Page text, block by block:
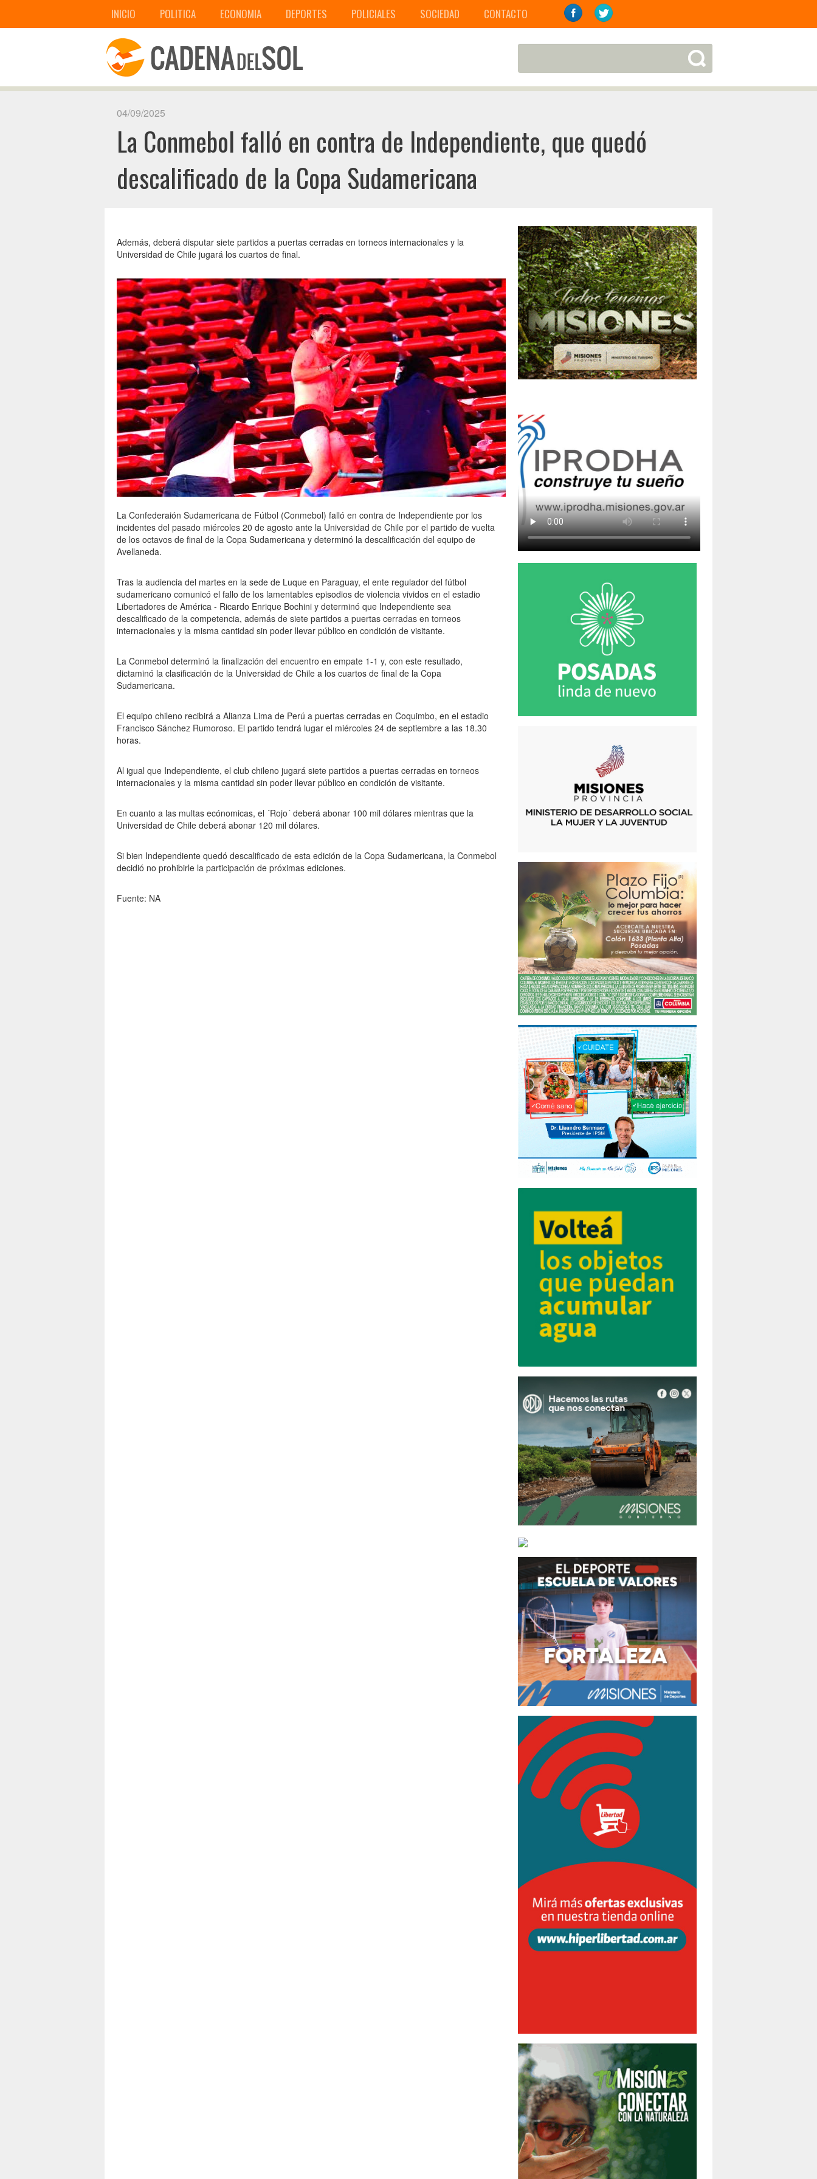
INICIO POLITICA ECONOMIA DEPORTES POLICIALES SOCIEDAD CONTACTO
04/09/2025
La Conmebol falló en contra de Independiente, que quedó
descalificado de la Copa Sudamericana
Además, deberá disputar siete partidos a puertas cerradas en torneos internacionales y la
Universidad de Chile jugará los cuartos de final.
La Confederaión Sudamericana de Fútbol (Conmebol) falló en contra de Independiente por los
incidentes del pasado miércoles 20 de agosto ante la Universidad de Chile por el partido de vuelta
de los octavos de final de la Copa Sudamericana y determinó la descalificación del equipo de
Avellaneda.
Tras la audiencia del martes en la sede de Luque en Paraguay, el ente regulador del fútbol
sudamericano comunicó el fallo de los lamentables episodios de violencia vividos en el estadio
Libertadores de América - Ricardo Enrique Bochini y determinó que Independiente sea
descalificado de la competencia, además de siete partidos a puertas cerradas en torneos
internacionales y la misma cantidad sin poder llevar público en condición de visitante.
La Conmebol determinó la finalización del encuentro en empate 1-1 y, con este resultado,
dictaminó la clasificación de la Universidad de Chile a los cuartos de final de la Copa
Sudamericana.
El equipo chileno recibirá a Alianza Lima de Perú a puertas cerradas en Coquimbo, en el estadio
Francisco Sánchez Rumoroso. El partido tendrá lugar el miércoles 24 de septiembre a las 18.30
horas.
Al igual que Independiente, el club chileno jugará siete partidos a puertas cerradas en torneos
internacionales y la misma cantidad sin poder llevar público en condición de visitante.
En cuanto a las multas ecónomicas, el ´Rojo´ deberá abonar 100 mil dólares mientras que la
Universidad de Chile deberá abonar 120 mil dólares.
Si bien Independiente quedó descalificado de esta edición de la Copa Sudamericana, la Conmebol
decidió no prohibirle la participación de próximas ediciones.
Fuente: NA